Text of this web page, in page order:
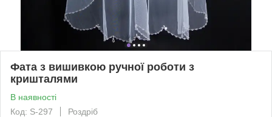
Фата з вишивкою ручної роботи з
кришталями
В наявності
Код: S-297
Роздріб